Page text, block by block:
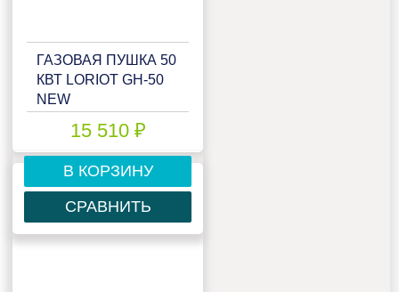
ГАЗОВАЯ ПУШКА 50
КВТ LORIOT GH-50
NEW
15 510 ₽
В КОРЗИНУ
СРАВНИТЬ